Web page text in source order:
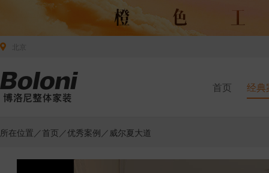
首页 经典
所在位置／首页 ／优秀案例 ／威尔夏大道